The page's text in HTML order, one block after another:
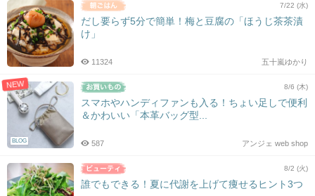
7/22 (水)
だし要らず5分で簡単！梅と豆腐の「ほうじ茶茶漬
け」
五十嵐ゆかり
11324
NEW
BLOG
8/6 (木)
スマホやハンディファンも入る！ちょい足しで便利
＆かわいい「本革バッグ型...
アンジェ web shop
587
8/2 (火)
誰でもできる！夏に代謝を上げて痩せるヒント3つ